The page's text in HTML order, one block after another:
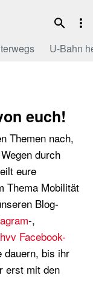
U-Bahn
euch!
Themen nach,
durch
eure
Thema Mobilität
Blog-
-,
hvv Facebook-
dauern, bis ihr
erst mit den